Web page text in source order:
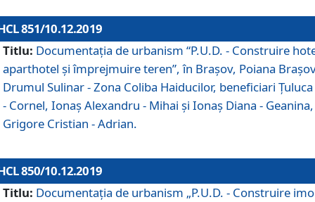
851/10.12.2019
Titlu: Documentaţia de urbanism “P.U.D. - Construire
aparthotel şi împrejmuire teren”, în Braşov, Poiana
Drumul Sulinar - Zona Coliba Haiducilor, beneficiari
- Cornel, Ionaş Alexandru - Mihai şi Ionaş Diana - Geanina,
Grigore Cristian - Adrian.
850/10.12.2019
Titlu: Documentaţia de urbanism „P.U.D. - Construire